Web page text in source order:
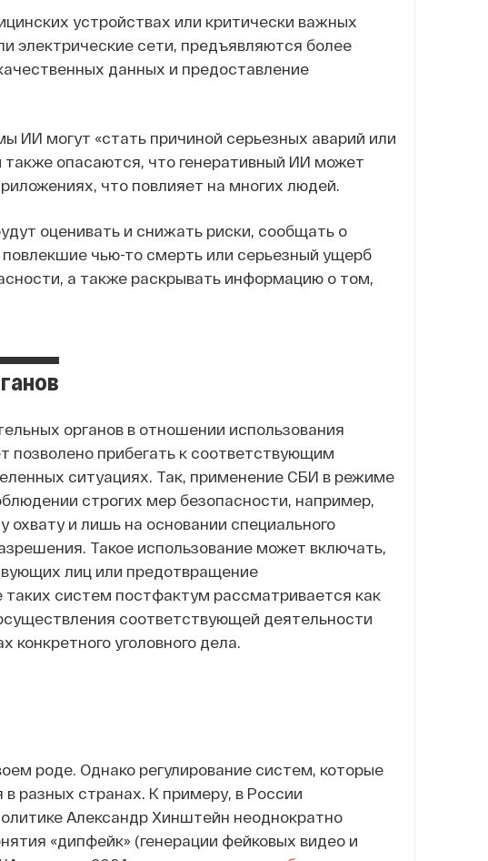
устройствах или критически важных
электрические сети, предъявляются более
данных и предоставление
ИИ могут «стать причиной серьезных аварий или
опасаются, что генеративный ИИ может
что повлияет на многих людей.
оценивать и снижать риски, сообщать о
чью-то смерть или серьезный ущерб
а также раскрывать информацию о том,
органов в отношении использования
прибегать к соответствующим
ситуациях. Так, применение СБИ в режиме
строгих мер безопасности, например,
охвату и лишь на основании специального
Такое использование может включать,
лиц или предотвращение
систем постфактум рассматривается как
соответствующей деятельности
уголовного дела.
роде. Однако регулирование систем, которые
разных странах. К примеру, в России
Александр Хинштейн неоднократно
«дипфейк» (генерации фейковых видео и